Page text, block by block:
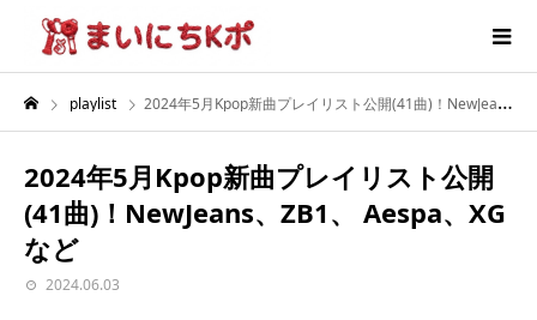
playlist 2024年5月Kpop新曲プレイリスト公開(41曲)！NewJeans、ZB1、 Aespa、XGなど
2024年5月Kpop新曲プレイリスト公開
(41曲)！NewJeans、ZB1、 Aespa、XG
など
2024.06.03